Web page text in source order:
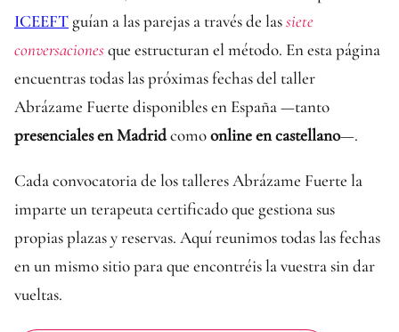
ICEEFT guían a las parejas a través de lassiete
conversacionesque estructuran el método. En esta página
encuentras todas las próximas fechas del taller
Abrázame Fuerte disponibles en España —tanto
presenciales en Madridcomoonline en castellano—.
Cada convocatoria de los talleres Abrázame Fuerte la
imparte un terapeuta certificado que gestiona sus
propias plazas y reservas. Aquí reunimos todas las fechas
en un mismo sitio para que encontréis la vuestra sin dar
vueltas.